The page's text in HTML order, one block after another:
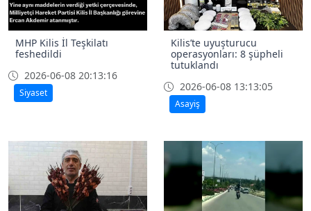
MHP Kilis İl Teşkilatı
feshedildi
2026-06-08 20:13:16
Siyaset
Kilis’te uyuşturucu
operasyonları: 8 şüpheli
tutuklandı
2026-06-08 13:13:05
Asayiş